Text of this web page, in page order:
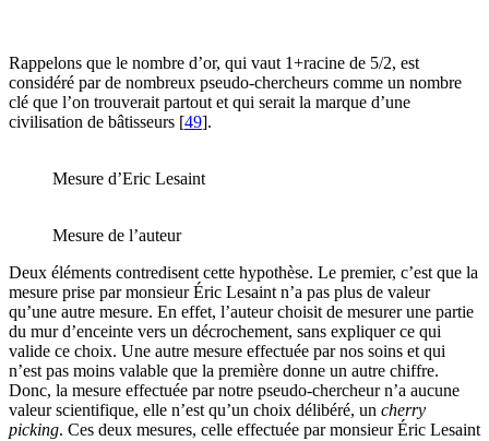
Rappelons que le nombre d’or, qui vaut 1+racine de 5/2, est
considéré par de nombreux pseudo-chercheurs comme un nombre
clé que l’on trouverait partout et qui serait la marque d’une
civilisation de bâtisseurs [49].
Mesure d’Eric Lesaint
Mesure de l’auteur
Deux éléments contredisent cette hypothèse. Le premier, c’est que la
mesure prise par monsieur Éric Lesaint n’a pas plus de valeur
qu’une autre mesure. En effet, l’auteur choisit de mesurer une partie
du mur d’enceinte vers un décrochement, sans expliquer ce qui
valide ce choix. Une autre mesure effectuée par nos soins et qui
n’est pas moins valable que la première donne un autre chiffre.
Donc, la mesure effectuée par notre pseudo-chercheur n’a aucune
valeur scientifique, elle n’est qu’un choix délibéré, un cherry
picking. Ces deux mesures, celle effectuée par monsieur Éric Lesaint